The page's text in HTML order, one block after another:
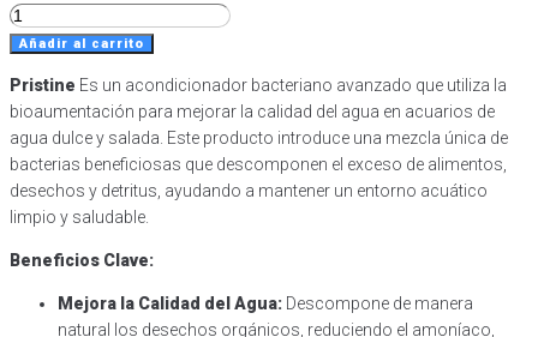
Pristine
cantidad
Añadir al carrito
Pristine Es un acondicionador bacteriano avanzado que utiliza la
bioaumentación para mejorar la calidad del agua en acuarios de
agua dulce y salada. Este producto introduce una mezcla única de
bacterias beneficiosas que descomponen el exceso de alimentos,
desechos y detritus, ayudando a mantener un entorno acuático
limpio y saludable.
Beneficios Clave:
Mejora la Calidad del Agua: Descompone de manera
natural los desechos orgánicos, reduciendo el amoníaco,